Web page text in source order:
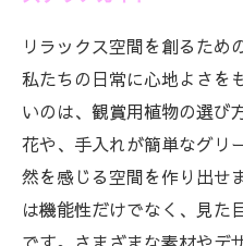
リラックス空間を創るため
私たちの日常に心地よさを
いのは、観賞用植物の選び
花や、手入れが簡単なグリ
然を感じる空間を作り出せ
は機能性だけでなく、見た